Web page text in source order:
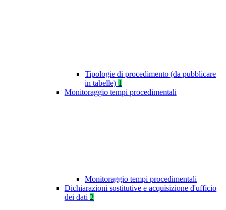
Tipologie di procedimento (da pubblicare
in tabelle) 1
Monitoraggio tempi procedimentali
Monitoraggio tempi procedimentali
Dichiarazioni sostitutive e acquisizione d'ufficio
dei dati 2